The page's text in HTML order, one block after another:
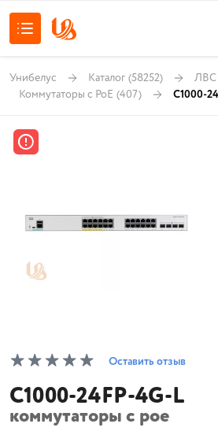
Унибелус Каталог (58252) ЛВС
Коммутаторы с PoE (407) C1000-
Оставить отзыв
C1000-24FP-4G-L
коммутаторы с poe